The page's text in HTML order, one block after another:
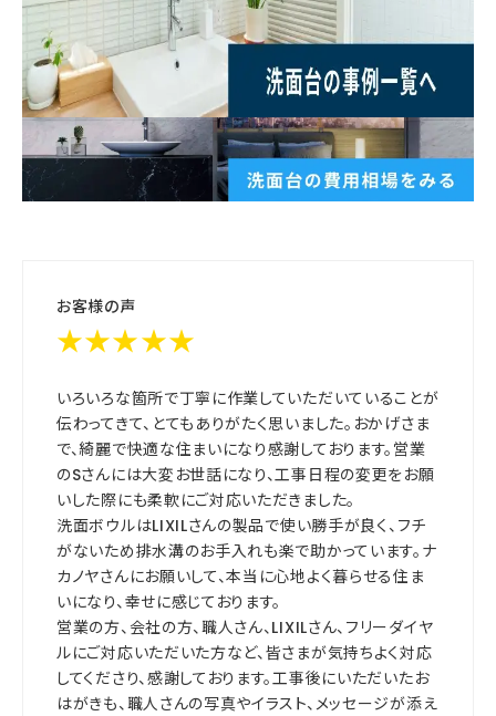
お客様の声
★★★★★
いろいろな箇所で丁寧に作業していただいていることが
伝わってきて、とてもありがたく思いました。おかげさま
で、綺麗で快適な住まいになり感謝しております。営業
のSさんには大変お世話になり、工事日程の変更をお願
いした際にも柔軟にご対応いただきました。
洗面ボウルはLIXILさんの製品で使い勝手が良く、フチ
がないため排水溝のお手入れも楽で助かっています。ナ
カノヤさんにお願いして、本当に心地よく暮らせる住ま
いになり、幸せに感じております。
営業の方、会社の方、職人さん、LIXILさん、フリーダイヤ
ルにご対応いただいた方など、皆さまが気持ちよく対応
してくださり、感謝しております。工事後にいただいたお
はがきも、職人さんの写真やイラスト、メッセージが添え